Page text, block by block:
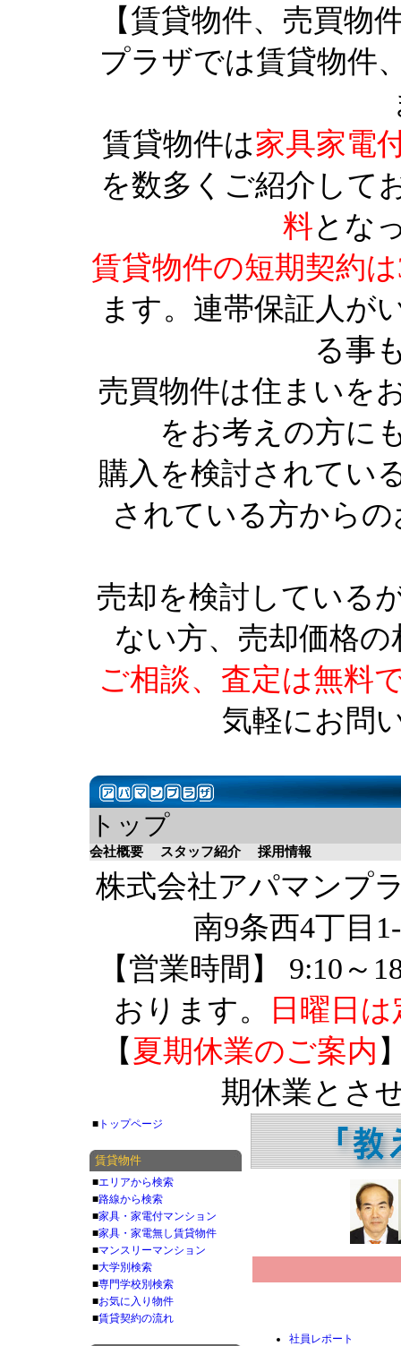
【賃貸物件、売買物
プラザでは賃貸物件
賃貸物件は家具家電
を数多くご紹介して
料とな
賃貸物件の短期契約
ます。連帯保証人が
る事
売買物件は住まいを
をお考えの方に
購入を検討されてい
されている方から
売却を検討している
ない方、売却価格
ご相談、査定は無料
気軽にお問
トップ
会社概要 スタッフ紹介 採用情報
株式会社アパマンプ
南9条西4丁目
【営業時間】 9:10～
おります。
日曜日
【 夏期休業のご案内
期休業とさ
社員レポート
■ トップページ
賃貸物件
■エリアから検索
■路線から検索
■家具・家電付マンション
■家具・家電無し賃貸物件
■マンスリーマンション
■大学別検索
■専門学校別検索
■お気に入り物件
■賃貸契約の流れ